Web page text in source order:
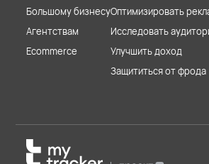
Большому бизнесу
Агентствам
Ecommerce
Оптимизировать
Исследовать
Улучшить доход
Защититься от фрода